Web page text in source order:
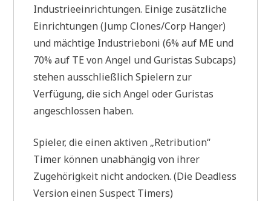
Industrieeinrichtungen. Einige zusätzliche
Einrichtungen (Jump Clones/Corp Hanger)
und mächtige Industrieboni (6% auf ME und
70% auf TE von Angel und Guristas Subcaps)
stehen ausschließlich Spielern zur
Verfügung, die sich Angel oder Guristas
angeschlossen haben.
Spieler, die einen aktiven „Retribution“
Timer können unabhängig von ihrer
Zugehörigkeit nicht andocken. (Die Deadless
Version einen Suspect Timers)